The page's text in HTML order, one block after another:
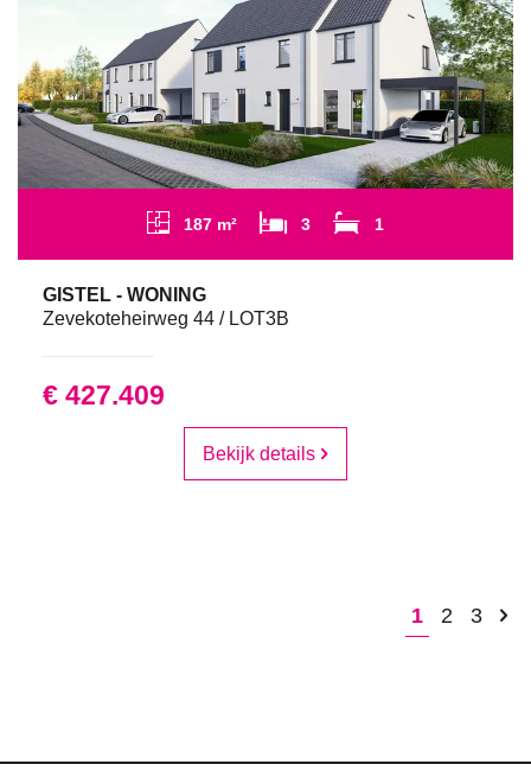
187 m² 3 1
GISTEL - WONING
Zevekoteheirweg 44 / LOT3B
€ 427.409
Bekijk details
1 2 3